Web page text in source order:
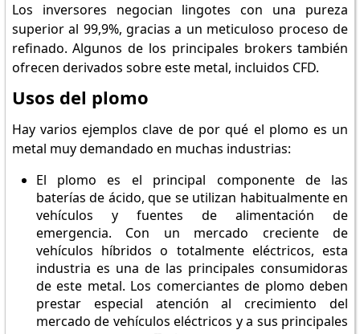
Los inversores negocian lingotes con una pureza
superior al 99,9%, gracias a un meticuloso proceso de
refinado. Algunos de los principales brokers también
ofrecen derivados sobre este metal, incluidos CFD.
Usos del plomo
Hay varios ejemplos clave de por qué el plomo es un
metal muy demandado en muchas industrias:
El plomo es el principal componente de las
baterías de ácido, que se utilizan habitualmente en
vehículos y fuentes de alimentación de
emergencia. Con un mercado creciente de
vehículos híbridos o totalmente eléctricos, esta
industria es una de las principales consumidoras
de este metal. Los comerciantes de plomo deben
prestar especial atención al crecimiento del
mercado de vehículos eléctricos y a sus principales